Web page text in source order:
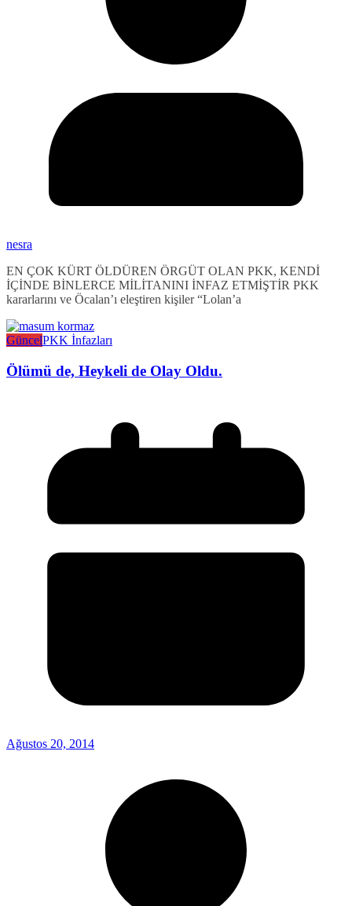
nesra
EN ÇOK KÜRT ÖLDÜREN ÖRGÜT OLAN PKK, KENDİ
İÇİNDE BİNLERCE MİLİTANINI İNFAZ ETMİŞTİR PKK
kararlarını ve Öcalan’ı eleştiren kişiler “Lolan’a
GüncelPKK İnfazları
Ölümü de, Heykeli de Olay Oldu.
Ağustos 20, 2014